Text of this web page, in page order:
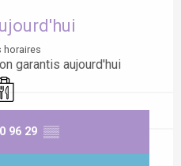
horaires
garantis aujourd'hui
à emporter
96 29 ▒▒